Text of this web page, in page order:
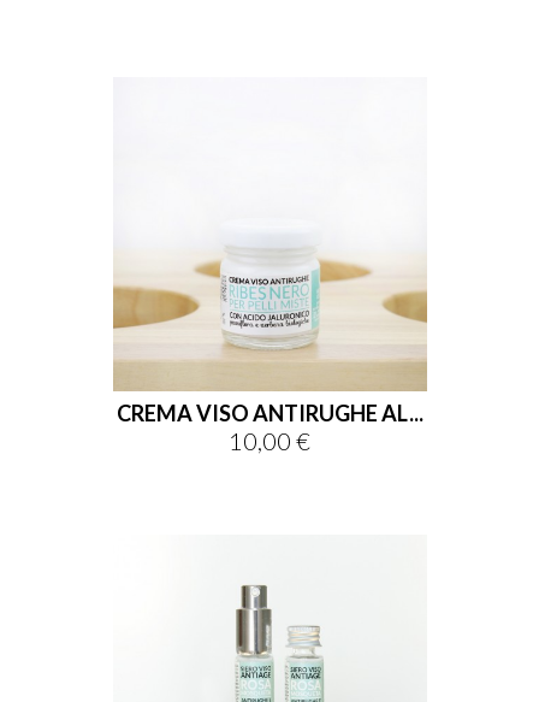
CREMA VISO ANTIRUGHE AL...
Prezzo
10,00 €